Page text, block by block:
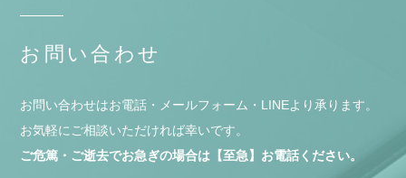
お問い合わせ
お問い合わせはお電話・メールフォーム・LINEより承ります。
お気軽にご相談いただければ幸いです。
ご危篤・ご逝去でお急ぎの場合は【至急】お電話ください。